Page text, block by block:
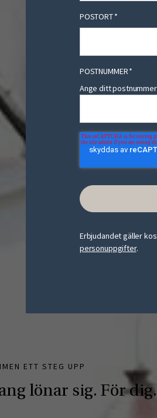
POSTORT*
POSTNUMMER*
Ange ditt
Erbjudandet gäller
personuppgifter.
ETT STEG UPP
lönar sig. För dig.